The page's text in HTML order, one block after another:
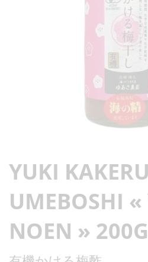
YUKI KAKERU
UMEBOSHI «
NOEN » 200G